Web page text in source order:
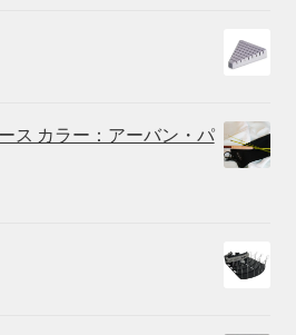
ス カラー：アーバン・パ